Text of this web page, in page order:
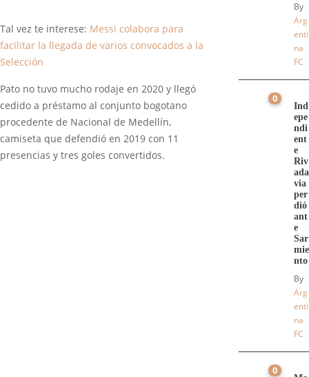
Tal vez te interese: Messi colabora para
facilitar la llegada de varios convocados a la
Selección
Pato no tuvo mucho rodaje en 2020 y llegó
cedido a préstamo al conjunto bogotano
procedente de Nacional de Medellín,
camiseta que defendió en 2019 con 11
presencias y tres goles convertidos.
By
Arg
enti
na
FC
0
Ind
epe
ndi
ent
e
Riv
ada
via
per
dió
ant
e
Sar
mie
nto
By
Arg
enti
na
FC
0